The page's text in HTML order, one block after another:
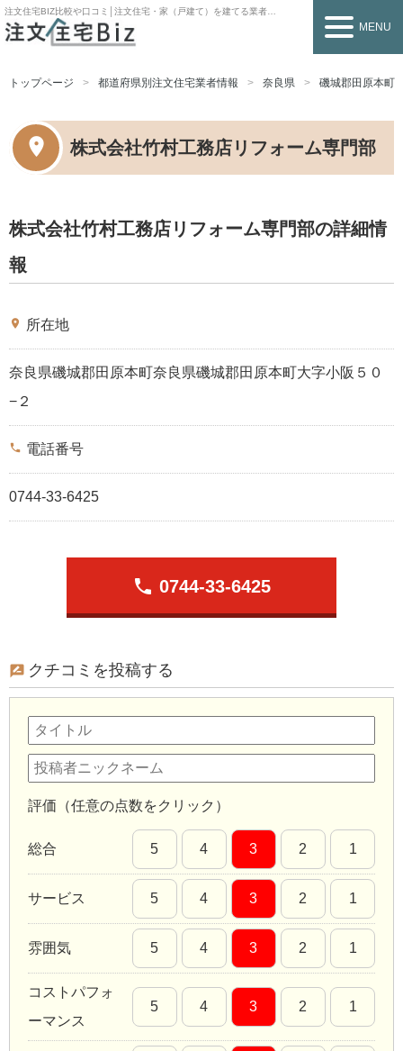
注文住宅BIZ比較や口コミ│注文住宅・家（戸建て）を建てる業者を探すなら
MENU
トップページ 都道府県別注文住宅業者情報 奈良県 磯城郡田原本町
株式会社竹村工務店リフォーム専門部
株式会社竹村工務店リフォーム専門部の詳細情
報
place 所在地
奈良県磯城郡田原本町奈良県磯城郡田原本町大字小阪５０
−２
phone 電話番号
0744-33-6425
phone 0744-33-6425
クチコミを投稿する
評価（任意の点数をクリック）
総合 5 4 3 2 1
サービス 5 4 3 2 1
雰囲気 5 4 3 2 1
コストパフォ
ーマンス
5 4 3 2 1